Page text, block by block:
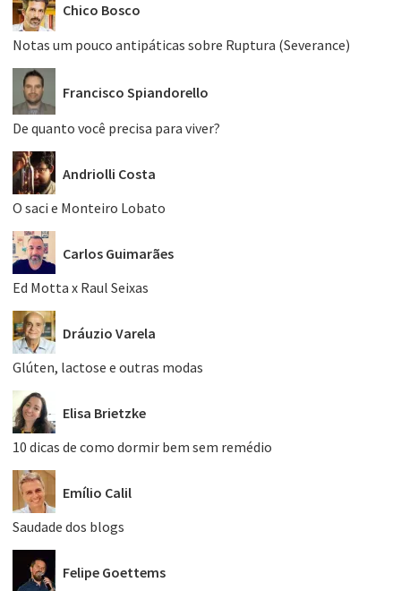
Chico Bosco
Notas um pouco antipáticas sobre Ruptura (Severance)
Francisco Spiandorello
De quanto você precisa para viver?
Andriolli Costa
O saci e Monteiro Lobato
Carlos Guimarães
Ed Motta x Raul Seixas
Dráuzio Varela
Glúten, lactose e outras modas
Elisa Brietzke
10 dicas de como dormir bem sem remédio
Emílio Calil
Saudade dos blogs
Felipe Goettems